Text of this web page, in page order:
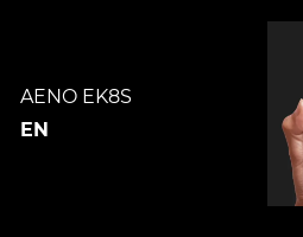
AENO EK8S
EN